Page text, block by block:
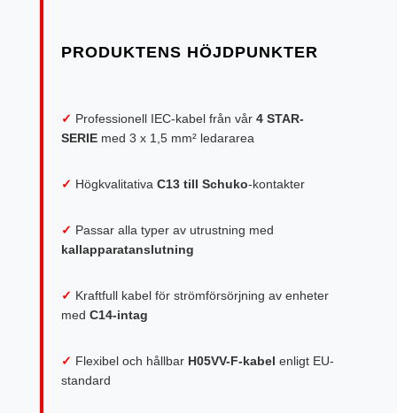
✓ Professionell IEC-kabel från vår 4 STAR-
SERIE med 3 x 1,5 mm² ledararea
✓ Högkvalitativa C13 till Schuko-kontakter
✓ Passar alla typer av utrustning med
kallapparatanslutning
✓ Kraftfull kabel för strömförsörjning av enheter
med C14-intag
✓ Flexibel och hållbar H05VV-F-kabel enligt EU-
standard